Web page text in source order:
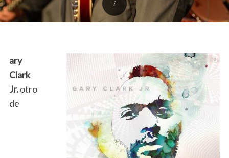
ary
Clark
Jr.otro
de